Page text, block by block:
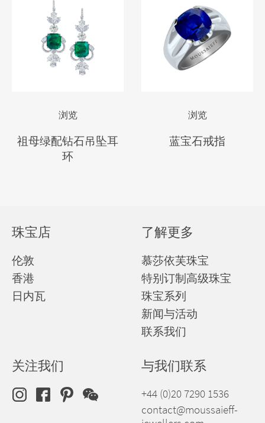
浏览
祖母绿配钻石吊坠耳
环
浏览
蓝宝石戒指
珠宝店
伦敦
香港
日内瓦
了解更多
慕莎依芙珠宝
特别订制高级珠宝
珠宝系列
新闻与活动
联系我们
关注我们 与我们联系
+44 (0)20 7290 1536
contact@moussaieff-